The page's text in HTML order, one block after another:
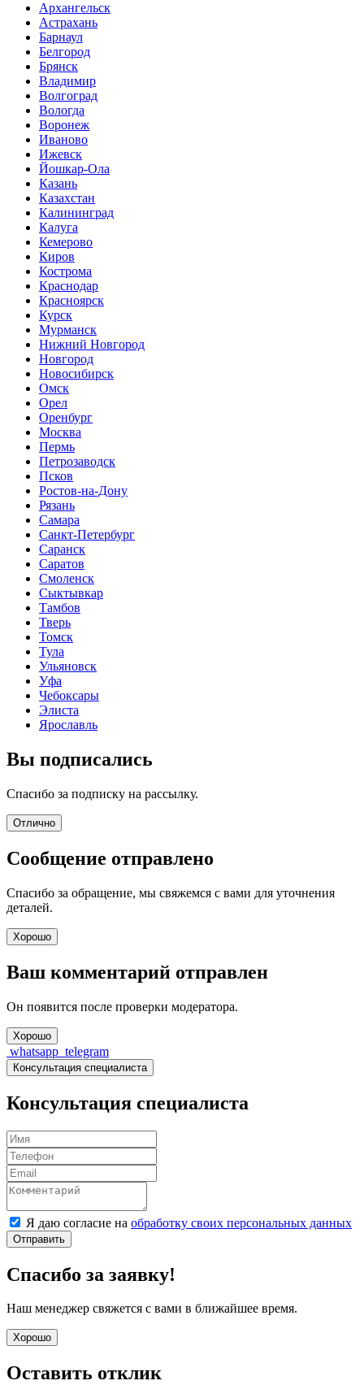
Архангельск
Астрахань
Барнаул
Белгород
Брянск
Владимир
Волгоград
Вологда
Воронеж
Иваново
Ижевск
Йошкар-Ола
Казань
Казахстан
Калининград
Калуга
Кемерово
Киров
Кострома
Краснодар
Красноярск
Курск
Мурманск
Нижний Новгород
Новгород
Новосибирск
Омск
Орел
Оренбург
Москва
Пермь
Петрозаводск
Псков
Ростов-на-Дону
Рязань
Самара
Санкт-Петербург
Саранск
Саратов
Смоленск
Сыктывкар
Тамбов
Тверь
Томск
Тула
Ульяновск
Уфа
Чебоксары
Элиста
Ярославль
Вы подписались
Спасибо за подписку на рассылку.
Отлично
Сообщение отправлено
Спасибо за обращение, мы свяжемся с вами для уточнения
деталей.
Хорошо
Ваш комментарий отправлен
Он появится после проверки модератора.
Хорошо
whatsapp telegram
Консультация специалиста
Консультация специалиста
Я даю согласие на обработку своих персональных данных
Отправить
Спасибо за заявку!
Наш менеджер свяжется с вами в ближайшее время.
Хорошо
Оставить отклик